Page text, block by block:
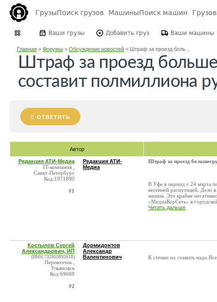
ГрузыПоиск грузов МашиныПоиск машин
Ваши грузы Добавить груз Ваши машины
Главная> Форумы> Обсуждение новостей> Штраф за проезд боль...
Штраф за проезд
составит полмиллиона
ОТВЕТИТЬ
Автор
Редакция АТИ-Медиа
IT-компания ,
Санкт-Петербург
Код:1971890
#1
Редакция АТИ-
Медиа
Штраф за проезд
В Уфе в период с 24 марта
весенней распутицей. Дело
машин. Это крайне
«МедиаКорСеть» в
Читать дальше
Костылов Сергей
Александрович, ИП
(ИНН:732803892818)
Перевозчик ,
Ульяновск
Код:69688
#2
Дормидонтов
Александр
Валентинович
К стенки их ставить